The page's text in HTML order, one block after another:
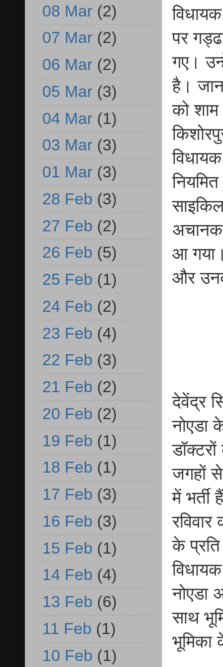
पर
गए।
है।
को शाम
अचानक
आ
और
देवेंद्र
नोएडा
जगहों
में
के प्रति
नोएडा
साथ
भूमिका
08 Mar (2)
07 Mar (2)
06 Mar (2)
05 Mar (3)
04 Mar (1)
03 Mar (3)
01 Mar (3)
28 Feb (3)
27 Feb (2)
26 Feb (5)
25 Feb (1)
24 Feb (2)
23 Feb (4)
22 Feb (3)
21 Feb (2)
20 Feb (2)
19 Feb (1)
18 Feb (1)
17 Feb (3)
16 Feb (3)
15 Feb (1)
14 Feb (4)
13 Feb (6)
11 Feb (1)
10 Feb (1)